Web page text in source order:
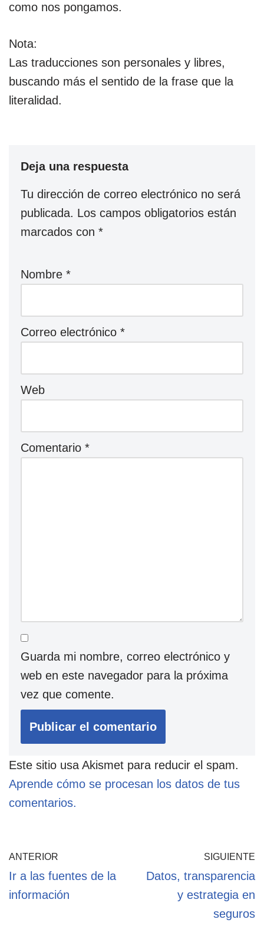
como nos pongamos.
Nota:
Las traducciones son personales y libres,
buscando más el sentido de la frase que la
literalidad.
Deja una respuesta
Tu dirección de correo electrónico no será
publicada. Los campos obligatorios están
marcados con *
Nombre *
Correo electrónico *
Web
Comentario *
Guarda mi nombre, correo electrónico y
web en este navegador para la próxima
vez que comente.
Este sitio usa Akismet para reducir el spam.
Aprende cómo se procesan los datos de tus
comentarios.
ANTERIOR
Ir a las fuentes de la
información
SIGUIENTE
Datos, transparencia
y estrategia en
seguros